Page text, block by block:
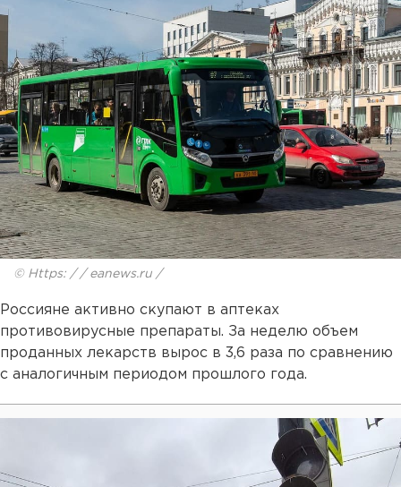
© Https: / / eanews.ru /
Россияне активно скупают в аптеках
противовирусные препараты. За неделю объем
проданных лекарств вырос в 3,6 раза по сравнению
с аналогичным периодом прошлого года.